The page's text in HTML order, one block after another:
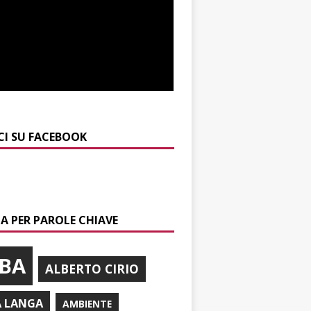
SU FACEBOOK
PER PAROLE CHIAVE
ALBERTO CIRIO
LANGA AMBIENTE